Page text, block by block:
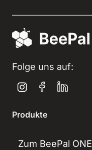
Folge uns auf:
Produkte
Zum BeePal ONE